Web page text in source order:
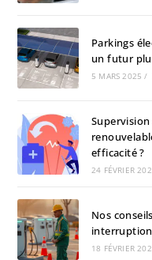
Parkings
un futur
5 MARS 2025 /
efficacité ?
24 FÉVRIER
Nos
18 FÉVRIER